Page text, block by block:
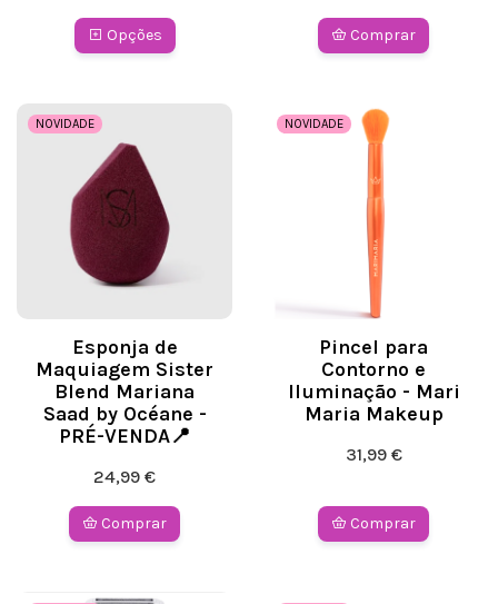
Opções Comprar
NOVIDADE
Esponja de
Maquiagem Sister
Blend Mariana
Saad by Océane -
PRÉ-VENDA📍
24,99 €
Comprar
NOVIDADE
Pincel para
Contorno e
Iluminação - Mari
Maria Makeup
31,99 €
Comprar